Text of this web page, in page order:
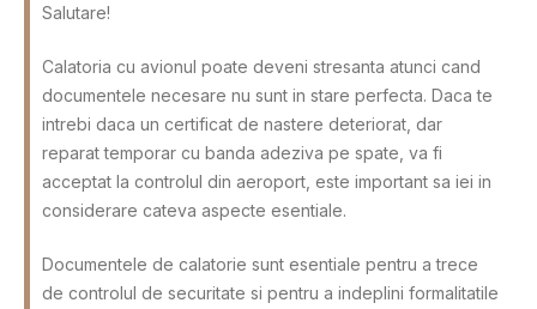
Salutare!
Calatoria cu avionul poate deveni stresanta atunci cand
documentele necesare nu sunt in stare perfecta. Daca te
intrebi daca un certificat de nastere deteriorat, dar
reparat temporar cu banda adeziva pe spate, va fi
acceptat la controlul din aeroport, este important sa iei in
considerare cateva aspecte esentiale.
Documentele de calatorie sunt esentiale pentru a trece
de controlul de securitate si pentru a indeplini formalitatile